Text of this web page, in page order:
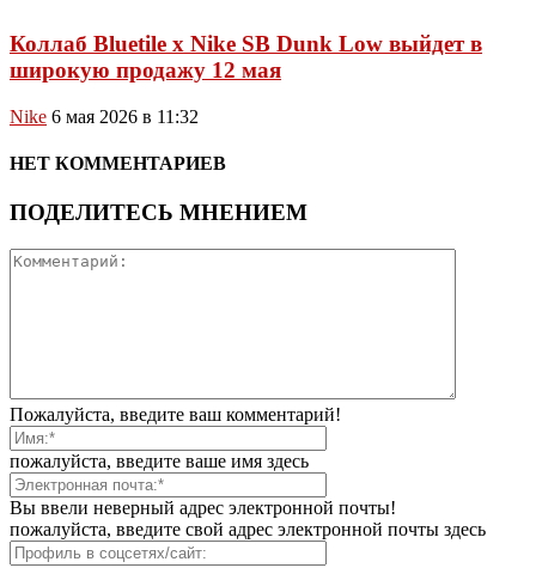
Коллаб Bluetile x Nike SB Dunk Low выйдет в
широкую продажу 12 мая
Nike 6 мая 2026 в 11:32
НЕТ КОММЕНТАРИЕВ
ПОДЕЛИТЕСЬ МНЕНИЕМ
Пожалуйста, введите ваш комментарий!
пожалуйста, введите ваше имя здесь
Вы ввели неверный адрес электронной почты!
пожалуйста, введите свой адрес электронной почты здесь